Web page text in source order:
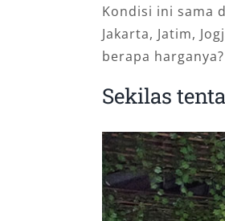
Kondisi ini sama
Jakarta, Jatim,
berapa
Sekilas